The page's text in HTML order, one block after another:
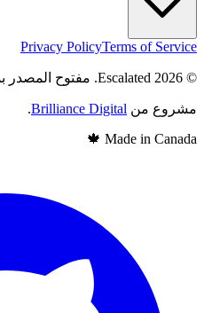
Privacy PolicyTerms of Service
© 2026 Escalated. مفتوح المصدر بموجب رخصة MIT.
مشروع من Brilliance Digital
.
Made in Canada
🍁